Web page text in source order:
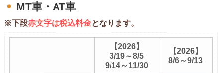
MT車・AT車
※下段赤文字は税込料金となります。
【2026】
3/19～8/5
9/14～11/30
【2026】
8/6～9/13